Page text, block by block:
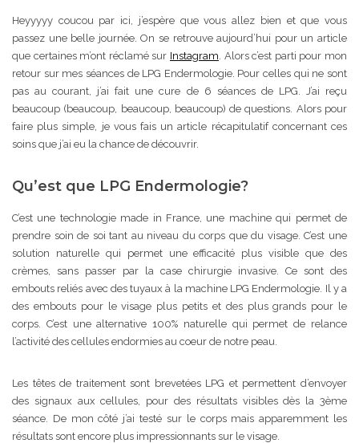
Heyyyyy coucou par ici, j’espère que vous allez bien et que vous
passez une belle journée. On se retrouve aujourd’hui pour un article
que certaines m’ont réclamé sur Instagram. Alors c’est parti pour mon
retour sur mes séances de LPG Endermologie. Pour celles qui ne sont
pas au courant, j’ai fait une cure de 6 séances de LPG. J’ai reçu
beaucoup (beaucoup, beaucoup, beaucoup) de questions. Alors pour
faire plus simple, je vous fais un article récapitulatif concernant ces
soins que j’ai eu la chance de découvrir.
Qu’est que LPG Endermologie?
C’est une technologie made in France, une machine qui permet de
prendre soin de soi tant au niveau du corps que du visage. C’est une
solution naturelle qui permet une efficacité plus visible que des
crèmes, sans passer par la case chirurgie invasive. Ce sont des
embouts reliés avec des tuyaux à la machine LPG Endermologie. Il y a
des embouts pour le visage plus petits et des plus grands pour le
corps. C’est une alternative 100% naturelle qui permet de relance
l’activité des cellules endormies au coeur de notre peau.
Les têtes de traitement sont brevetées LPG et permettent d’envoyer
des signaux aux cellules, pour des résultats visibles dès la 3ème
séance. De mon côté j’ai testé sur le corps mais apparemment les
résultats sont encore plus impressionnants sur le visage.